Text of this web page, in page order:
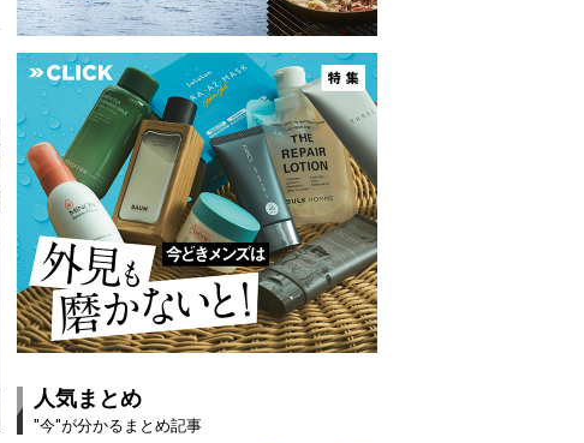
人気まとめ
"今"が分かるまとめ記事